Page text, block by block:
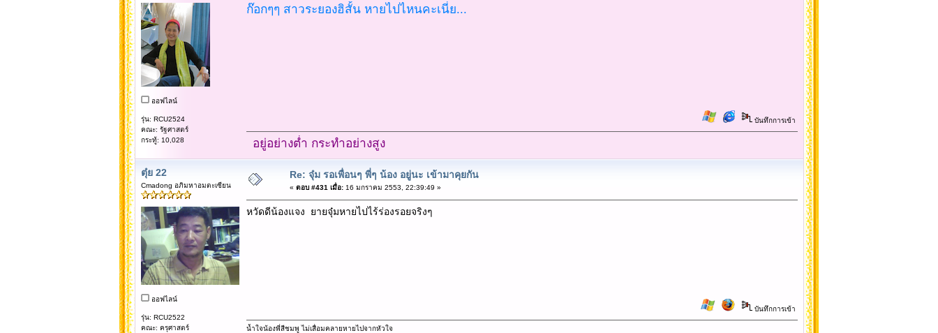
ออฟไลน์
รุ่น: RCU2524
คณะ: รัฐศาสตร์
กระทู้: 10,028
ก๊อกๆๆ สาวระยองฮิสั้น หายไปไหนคะเนี่ย...
บันทึกการเข้า
อยู่อย่างต่ำ กระทำอย่างสูง
ตุ๋ย 22
Cmadong อภิมหาอมตะเซียน
ออฟไลน์
รุ่น: RCU2522
คณะ: ครุศาสตร์
Re: จุ๋ม รอเพื่อนๆ พี่ๆ น้อง อยู่นะ เข้ามาคุยกัน
« ตอบ #431 เมื่อ:16 มกราคม 2553, 22:39:49 »
หวัดดีน้องแจง ยายจุ๋มหายไปไร้ร่องรอยจริงๆ
บันทึกการเข้า
น้ำใจน้องพี่สีชมพู ไม่เสื่อมคลายหายไปจากหัวใจ